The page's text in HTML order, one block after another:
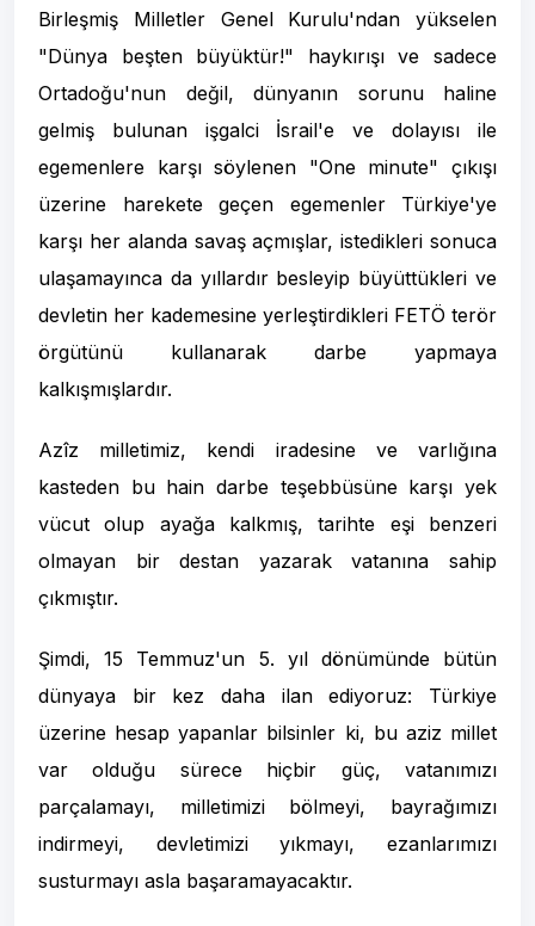
Birleşmiş Milletler Genel Kurulu'ndan yükselen
"Dünya beşten büyüktür!" haykırışı ve sadece
Ortadoğu'nun değil, dünyanın sorunu haline
gelmiş bulunan işgalci İsrail'e ve dolayısı ile
egemenlere karşı söylenen "One minute" çıkışı
üzerine harekete geçen egemenler Türkiye'ye
karşı her alanda savaş açmışlar, istedikleri sonuca
ulaşamayınca da yıllardır besleyip büyüttükleri ve
devletin her kademesine yerleştirdikleri FETÖ terör
örgütünü kullanarak darbe yapmaya
kalkışmışlardır.
Azîz milletimiz, kendi iradesine ve varlığına
kasteden bu hain darbe teşebbüsüne karşı yek
vücut olup ayağa kalkmış, tarihte eşi benzeri
olmayan bir destan yazarak vatanına sahip
çıkmıştır.
Şimdi, 15 Temmuz'un 5. yıl dönümünde bütün
dünyaya bir kez daha ilan ediyoruz: Türkiye
üzerine hesap yapanlar bilsinler ki, bu aziz millet
var olduğu sürece hiçbir güç, vatanımızı
parçalamayı, milletimizi bölmeyi, bayrağımızı
indirmeyi, devletimizi yıkmayı, ezanlarımızı
susturmayı asla başaramayacaktır.